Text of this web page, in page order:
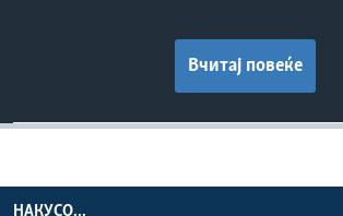
Вчитај повеќе
НАКУСО...